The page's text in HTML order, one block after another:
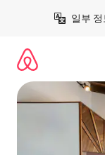
일부